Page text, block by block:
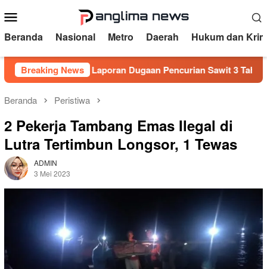
ke
kontenMobile
Beranda Nasional Metro Daerah Hukum dan
Breaking News
Laporan Dugaan Pencurian Sawit 3 Tahun
Beranda Peristiwa
2 Pekerja Tambang Emas Ilegal di
Lutra Tertimbun Longsor, 1 Tewas
ADMIN
3 Mei 2023